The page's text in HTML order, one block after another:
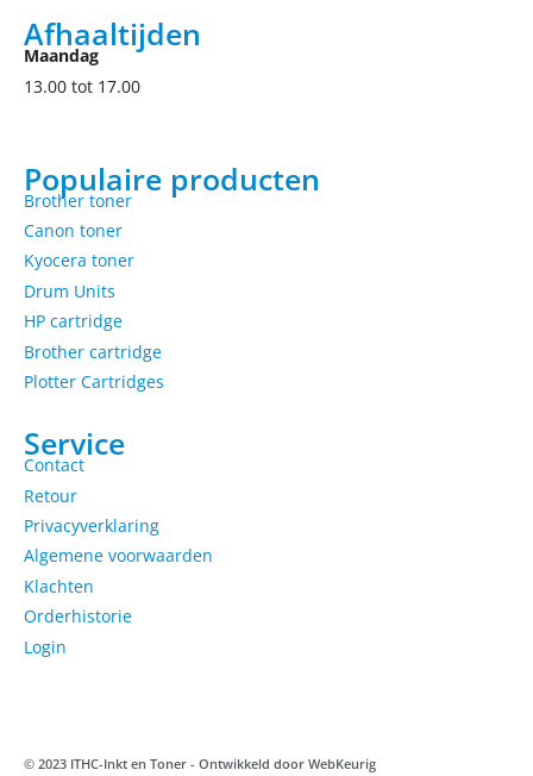
Afhaaltijden
Maandag
13.00 tot 17.00
Populaire producten
Brother toner
Canon toner
Kyocera toner
Drum Units
HP cartridge
Brother cartridge
Plotter Cartridges
Service
Contact
Retour
Privacyverklaring
Algemene voorwaarden
Klachten
Orderhistorie
Login
© 2023 ITHC-Inkt en Toner - Ontwikkeld door WebKeurig